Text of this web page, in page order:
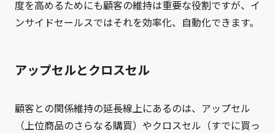
度を高めるためにも顧客の維持は重要な役割ですが、イ
ンサイドセールスではそれを効率化、自動化できます。
アップセルとクロスセル
顧客との関係維持の延長線上にあるのは、アップセル
（上位商品のさらなる購買）やクロスセル（すでに買っ